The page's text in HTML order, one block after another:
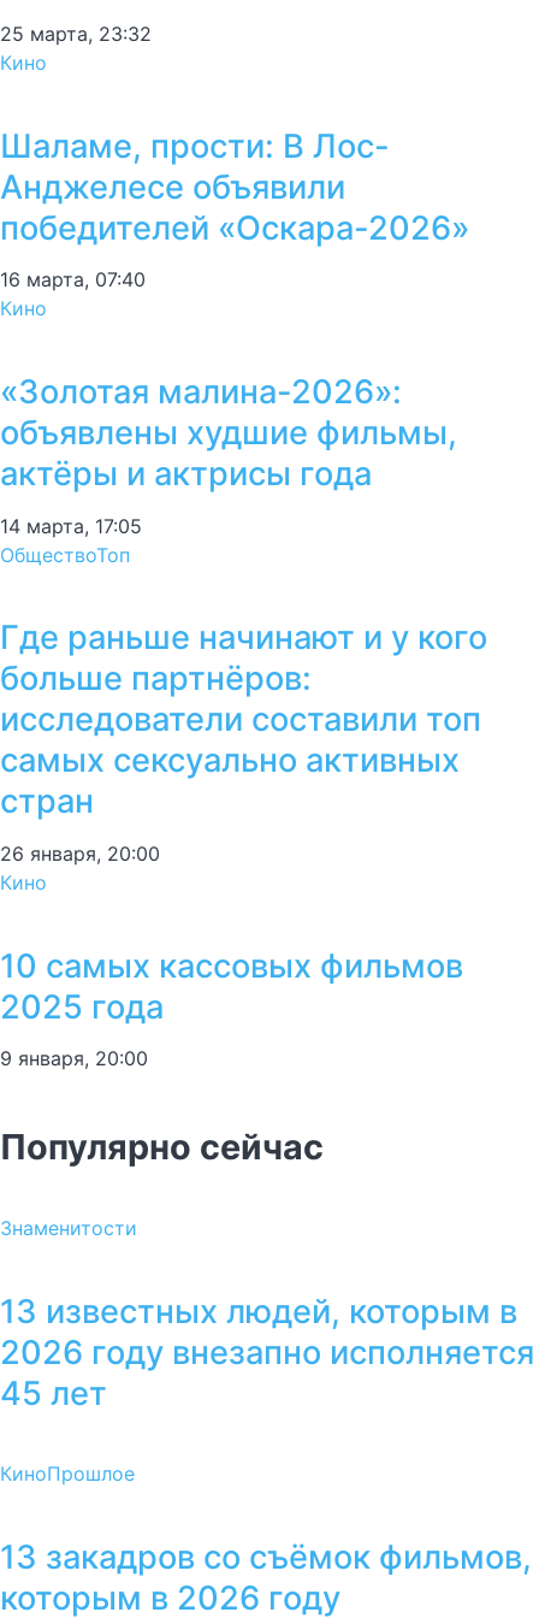
25 марта, 23:32
Кино
Шаламе, прости: В Лос-
Анджелесе объявили
победителей «Оскара-2026»
16 марта, 07:40
Кино
«Золотая малина-2026»:
объявлены худшие фильмы,
актёры и актрисы года
14 марта, 17:05
ОбществоТоп
Где раньше начинают и у кого
больше партнёров:
исследователи составили топ
самых сексуально активных
стран
26 января, 20:00
Кино
10 самых кассовых фильмов
2025 года
9 января, 20:00
Популярно сейчас
Знаменитости
13 известных людей, которым в
2026 году внезапно исполняется
45 лет
КиноПрошлое
13 закадров со съёмок фильмов,
которым в 2026 году